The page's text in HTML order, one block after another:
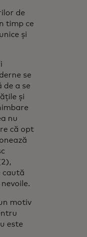
de
timp ce
și
se
de a se
și
nu
că opt
caută
motiv
este